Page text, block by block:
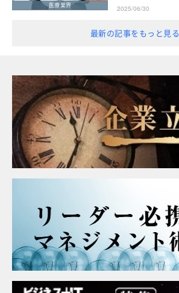
医療業界
2025/06/30
最新の記事をもっと見る